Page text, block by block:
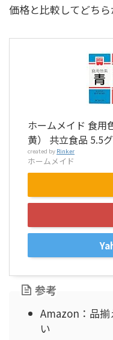
価格と比較してどちら
ホームメイド 食用
黄） 共立食品 5.5
created by Rinker
ホームメイド
参考
Amazon：品
い